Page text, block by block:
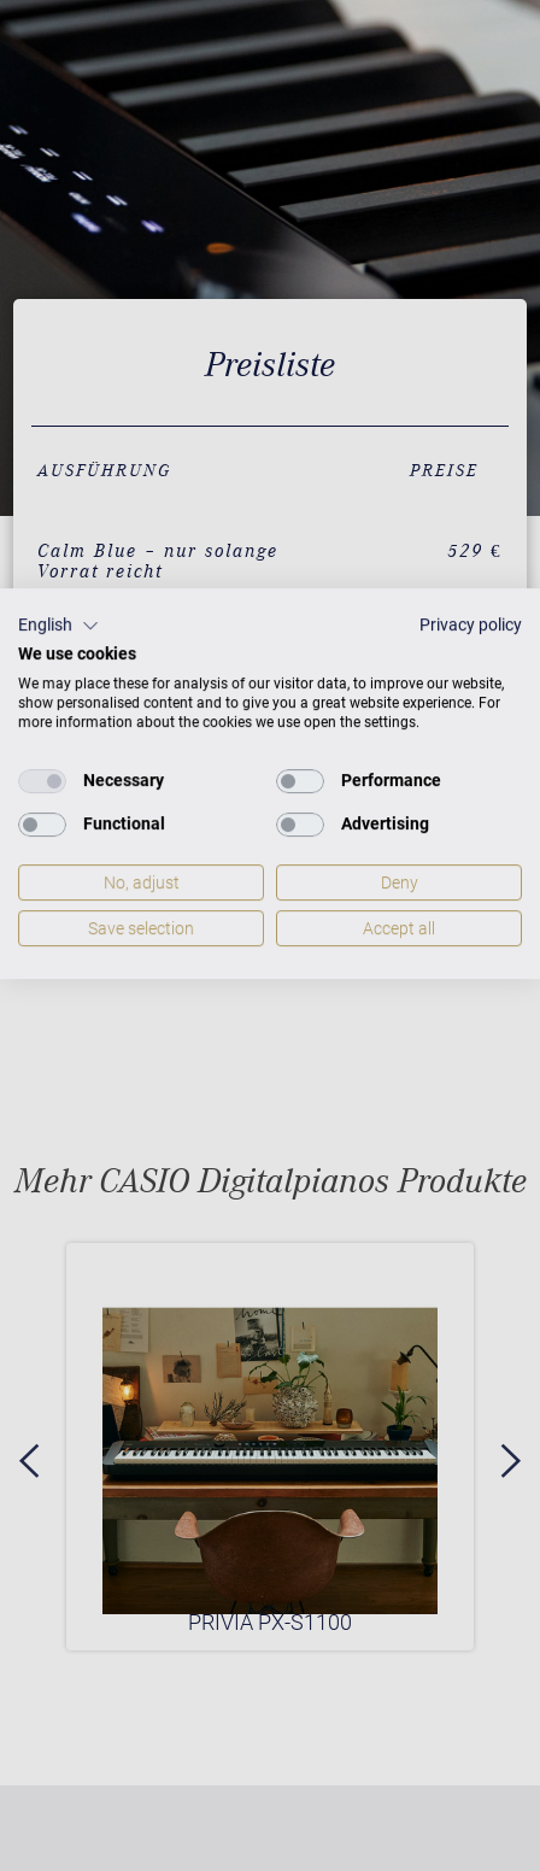
Preisliste
AUSFÜHRUNG PREISE
Calm Blue – nur solange
Vorrat reicht
529 €
Mellow Beige – nur
solange Vorrat reicht
529 €
Weiß 529 €
Rot
Schwarz
DIGITALPIANOS PRIVIA PX-S1100
Mehr CASIO Digitalpianos Produkte
PRIVIA PX-S1100
English
Privacy policy
We use cookies
We may place these for analysis of our visitor data, to improve our website,
show personalised content and to give you a great website experience. For
more information about the cookies we use open the settings.
Necessary Performance
Functional Advertising
No, adjust Deny
Save selection Accept all